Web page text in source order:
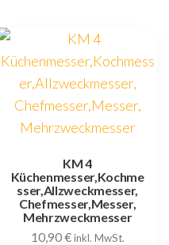
KM 4
Küchenmesser,Kochme
sser,Allzweckmesser,
Chefmesser,Messer,
Mehrzweckmesser
10,90€ inkl. MwSt.